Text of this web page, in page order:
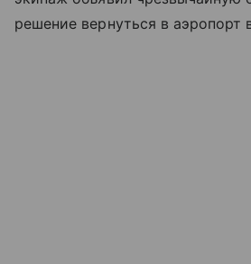
решение вернуться в аэропорт